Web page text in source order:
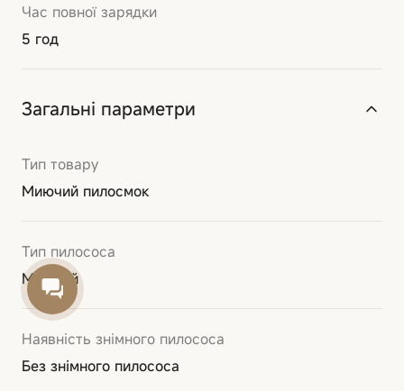
Час повної зарядки
5 год
Загальні параметри
Тип товару
Миючий пилосмок
Тип пилососа
Миючий
Наявність знімного пилососа
Без знімного пилососа